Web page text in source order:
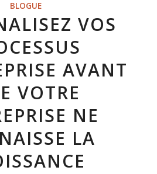
BLOGUE
VOS
AVANT
VOTRE
NE
LA